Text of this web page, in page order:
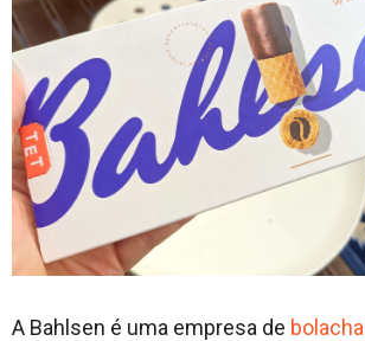
A Bahlsen é uma empresa de